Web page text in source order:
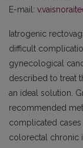
E-mail:
Iatrogenic
difficult
gynecological
described to treat
an ideal solution.
recommended
complicated cases
colorectal chronic